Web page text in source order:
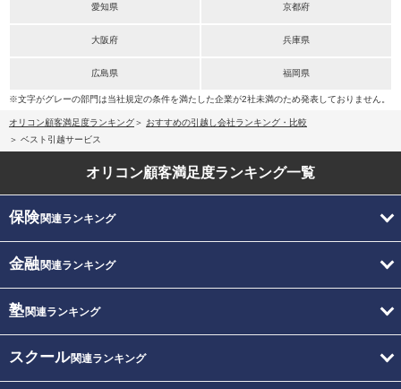
愛知県 京都府
大阪府 兵庫県
広島県 福岡県
※文字がグレーの部門は当社規定の条件を満たした企業が2社未満のため発表しておりません。
オリコン顧客満足度ランキング
おすすめの引越し会社ランキング・比較
ベスト引越サービス
オリコン顧客満足度ランキング一覧
保険関連ランキング
金融関連ランキング
塾関連ランキング
スクール関連ランキング